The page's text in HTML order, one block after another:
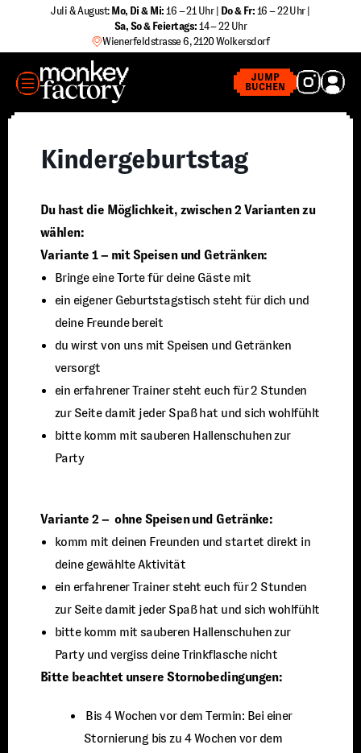
springen
Juli & August: Mo, Di & Mi: 16 – 21 Uhr | Do & Fr: 16 – 22 Uhr |
Sa, So & Feiertags: 14 – 22 Uhr
Wienerfeldstrasse 6, 2120 Wolkersdorf
JUMP
BUCHEN
MENÜ
Kindergeburtstag
Du hast die Möglichkeit, zwischen 2 Varianten zu
wählen:
Variante 1 – mit Speisen und Getränken:
Bringe eine Torte für deine Gäste mit
ein eigener Geburtstagstisch steht für dich und
deine Freunde bereit
du wirst von uns mit Speisen und Getränken
versorgt
ein erfahrener Trainer steht euch für 2 Stunden
zur Seite damit jeder Spaß hat und sich wohlfühlt
bitte komm mit sauberen Hallenschuhen zur
Party
Variante 2 – ohne Speisen und Getränke:
komm mit deinen Freunden und startet direkt in
deine gewählte Aktivität
ein erfahrener Trainer steht euch für 2 Stunden
zur Seite damit jeder Spaß hat und sich wohlfühlt
bitte komm mit sauberen Hallenschuhen zur
Party und vergiss deine Trinkflasche nicht
Bitte beachtet unsere Stornobedingungen:
⁠ ⁠Bis 4 Wochen vor dem Termin: Bei einer
Stornierung bis zu 4 Wochen vor dem